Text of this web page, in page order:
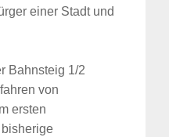
einer Stadt und
Bahnsteig 1/2
von
ersten